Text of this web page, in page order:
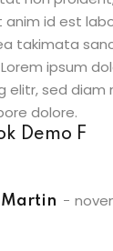
id est
takimata
ipsum
elitr, sed diam
dolore.
Demo F
Martin